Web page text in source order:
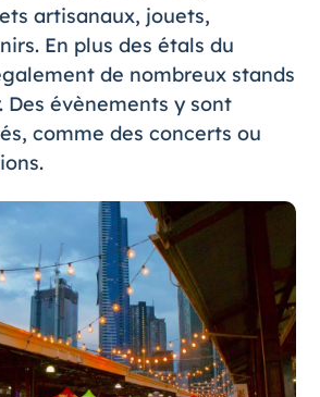
artisanaux, jouets,
En plus des étals du
de nombreux stands
Des évènements y sont
comme des concerts ou